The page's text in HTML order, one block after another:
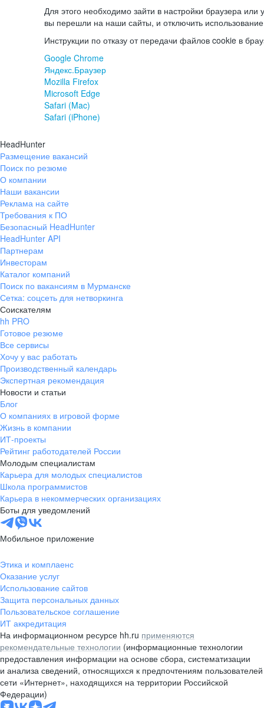
Для этого необходимо зайти в настройки браузера или
вы перешли на наши сайты, и отключить
Инструкции по отказу от передачи файлов cookie в
Google Chrome
Яндекс.Браузер
Mozilla Firefox
Microsoft Edge
Safari (Mac)
Safari (iPhone)
HeadHunter
Размещение вакансий
Поиск по резюме
О компании
Наши вакансии
Реклама на сайте
Требования к ПО
Безопасный HeadHunter
HeadHunter API
Партнерам
Инвесторам
Каталог компаний
Поиск по вакансиям в Мурманске
Сетка: соцсеть для нетворкинга
Соискателям
hh PRO
Готовое резюме
Все сервисы
Хочу у вас работать
Производственный календарь
Экспертная рекомендация
Новости и статьи
Блог
О компаниях в игровой форме
Жизнь в компании
ИТ-проекты
Рейтинг работодателей России
Молодым специалистам
Карьера для молодых специалистов
Школа программистов
Карьера в некоммерческих организациях
Боты для уведомлений
Мобильное приложение
Этика и комплаенс
Оказание услуг
Использование сайтов
Защита персональных данных
Пользовательское соглашение
ИТ аккредитация
На информационном ресурсе hh.ru применяются
рекомендательные технологии (информационные технологии
предоставления информации на основе сбора, систематизации
и анализа сведений, относящихся к предпочтениям пользователей
сети «Интернет», находящихся на территории Российской
Федерации)